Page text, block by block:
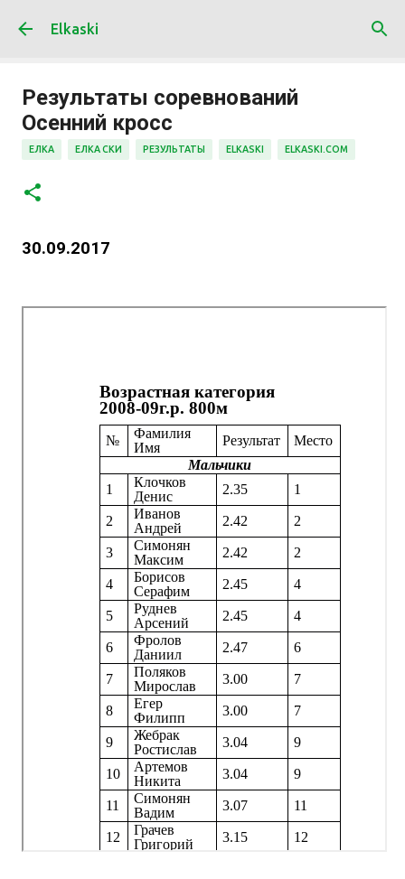
Elkaski
Результаты соревнований
Осенний кросс
ЕЛКА ЕЛКА СКИ РЕЗУЛЬТАТЫ ELKASKI ELKASKI.COM
30.09.2017